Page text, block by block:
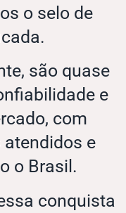
o selo de
são quase
e
com
e
o Brasil.
conquista